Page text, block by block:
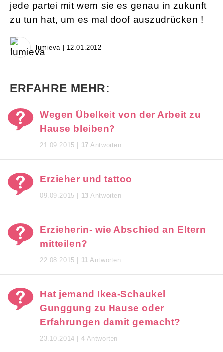
jede partei mit wem sie es genau in zukunft
zu tun hat, um es mal doof auszudrücken !
lumieva | 12.01.2012
ERFAHRE MEHR:
Wegen Übelkeit von der Arbeit zu
Hause bleiben?
21.09.2015 | 17 Antworten
Erzieher und tattoo
09.09.2015 | 13 Antworten
Erzieherin- wie Abschied an Eltern
mitteilen?
22.08.2015 | 11 Antworten
Hat jemand Ikea-Schaukel
Gunggung zu Hause oder
Erfahrungen damit gemacht?
23.10.2014 | 4 Antworten